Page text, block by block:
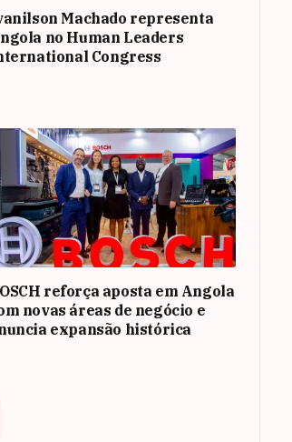
Machado representa
no Human Leaders
Congress
reforça aposta em Angola
novas áreas de negócio e
expansão histórica